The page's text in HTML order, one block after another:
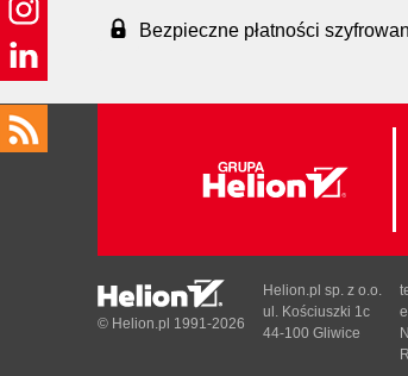
Bezpieczne płatności
© Helion.pl 1991-2026
Helion.pl sp. z o.o.
ul. Kościuszki 1c
44-100 Gliwice